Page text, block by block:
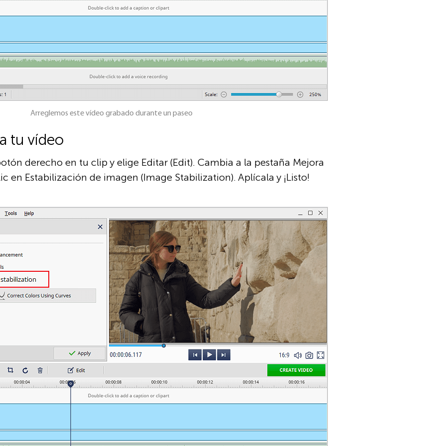
Arreglemos este vídeo grabado durante un paseo
tu vídeo
derecho en tu clip y elige Editar (Edit). Cambia a la pestaña Mejora
en Estabilización de imagen (Image Stabilization). Aplícala y ¡Listo!